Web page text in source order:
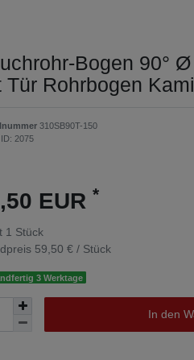
Bogen 90°
Tür Rohrbogen
310SB90T-150
2075
EUR *
1 Stück
59,50 € / Stück
3 Werktage
In den